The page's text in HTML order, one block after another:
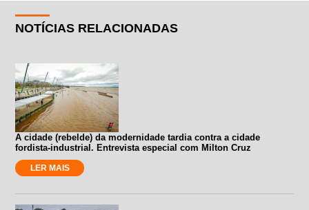
NOTÍCIAS RELACIONADAS
A cidade (rebelde) da modernidade tardia contra a cidade
fordista-industrial. Entrevista especial com Milton Cruz
LER MAIS